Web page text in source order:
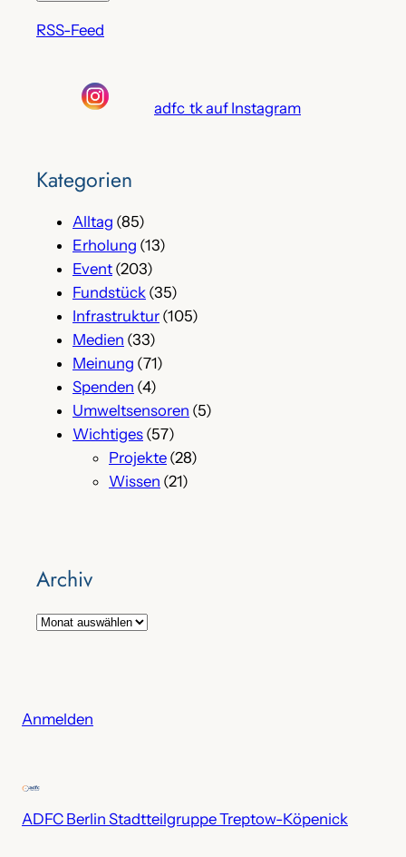
RSS-Feed
adfc_tk auf Instagram
Kategorien
Alltag (85)
Erholung (13)
Event (203)
Fundstück (35)
Infrastruktur (105)
Medien (33)
Meinung (71)
Spenden (4)
Umweltsensoren (5)
Wichtiges (57)
Projekte (28)
Wissen (21)
Archiv
A
i
Anmelden
ADFC Berlin Stadtteilgruppe Treptow-Köpenick